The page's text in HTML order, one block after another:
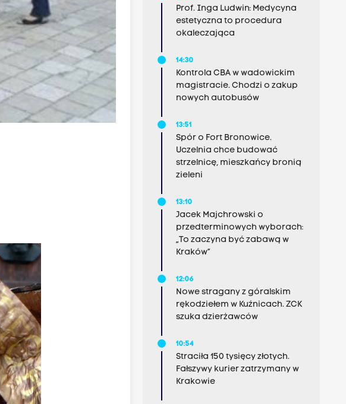
Prof. Inga Ludwin: Medycyna
estetyczna to procedura
okaleczająca
14:30
Kontrola CBA w wadowickim
magistracie. Chodzi o zakup
nowych autobusów
13:51
Spór o Fort Bronowice.
Uczelnia chce budować
strzelnicę, mieszkańcy bronią
zieleni
13:10
Jacek Majchrowski o
przedterminowych wyborach:
„To zaczyna być zabawą w
Kraków”
12:06
Nowe stragany z góralskim
rękodziełem w Kuźnicach. ZCK
szuka dzierżawców
10:54
Straciła 150 tysięcy złotych.
Fałszywy kurier zatrzymany w
Krakowie